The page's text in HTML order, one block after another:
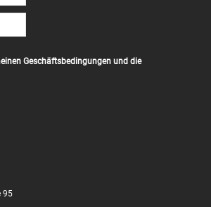
Geschäftsbedingungen und die
95